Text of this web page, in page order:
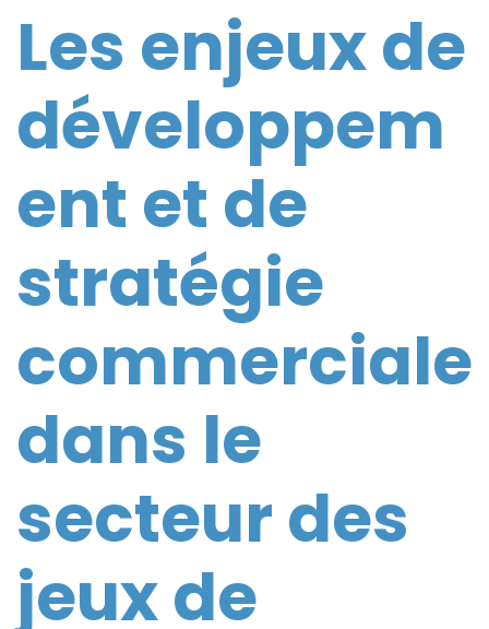
Les enjeux de
développem
ent et de
stratégie
commerciale
dans le
secteur des
jeux de